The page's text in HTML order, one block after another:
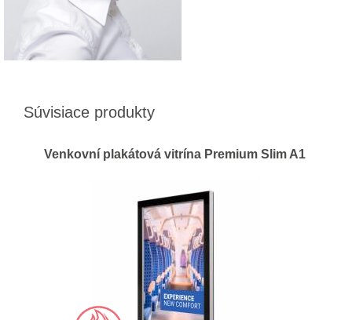
Súvisiace produkty
Venkovní plakátová vitrína Premium Slim A1